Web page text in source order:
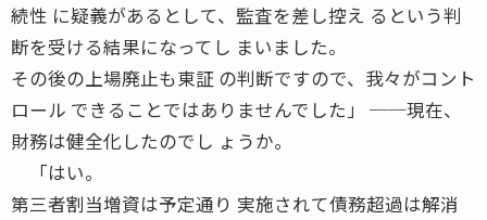
続性 に疑義があるとして、監査を差し控え るという判
断を受ける結果になってし まいました。
その後の上場廃止も東証 の判断ですので、我々がコント
ロール できることではありませんでした」 ──現在、
財務は健全化したのでし ょうか。
「はい。
第三者割当増資は予定通り 実施されて債務超過は解消